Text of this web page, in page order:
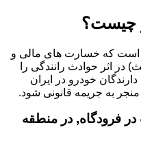
چیست؟
است که خسارت های مالی و
اثر حوادث رانندگی را
خودرو در ایران
به جریمه قانونی شود.
فرودگاه, در منطقه